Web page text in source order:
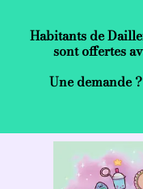
Habitants de
sont offertes
Une demande